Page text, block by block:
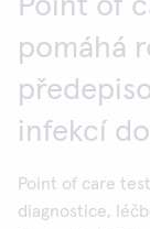
Point of
pomáhá
infekcí
Point of care
diagnostice,